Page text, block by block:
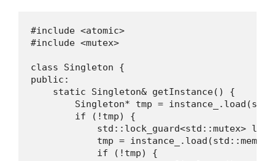
#include <atomic>
#include <mutex>
class Singleton {
public:
    static Singleton& getInstance() {
Singleton* tmp =
        if (!tmp) {
std::lock_guard<std::mutex>
tmp =
            if (!tmp) {